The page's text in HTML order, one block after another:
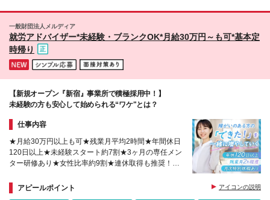
（厚木市、大和市、茅ケ崎市） ■大阪（大阪市） (変
一般財団法人メルディア
就労アドバイザー*未経験・ブランクOK*月給30万円～も可*基本定
時帰り
【新規オープン『新宿』事業所で積極採用中！】
未経験の方も安心して始められる“ワケ"とは？
仕事内容
★月給30万円以上も可★残業月平均2時間★年間休日
120日以上★未経験スタート約7割★3ヶ月の専任メン
ター研修あり★女性比率約9割★連休取得も推奨！★
アピールポイント
アイコンの説明